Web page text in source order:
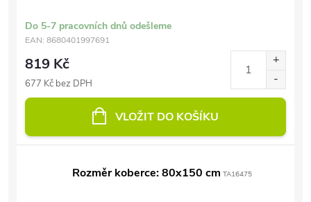
Do 5-7 pracovních dnů odešleme
EAN: 8680401997691
819 Kč
677 Kč bez DPH
VLOŽIT DO KOŠÍKU
Rozměr koberce: 80x150 cm TA16475